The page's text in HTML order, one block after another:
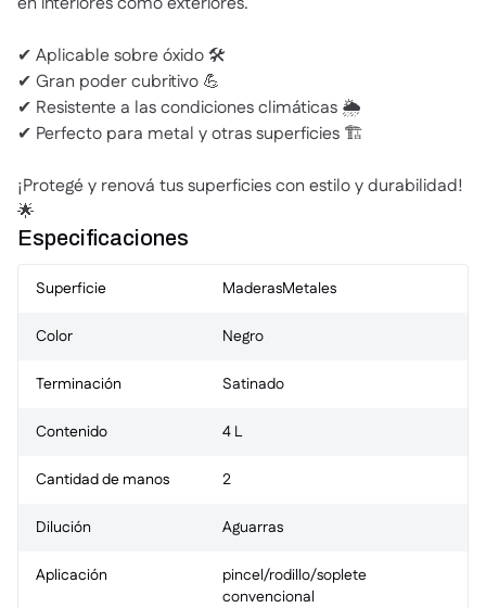
✔ Aplicable sobre óxido 🛠️
✔ Gran poder cubritivo 💪
✔ Resistente a las condiciones climáticas 🌦️
✔ Perfecto para metal y otras superficies 🏗️
¡Protegé y renová tus superficies con estilo y durabilidad!
🌟
Especificaciones
Superficie MaderasMetales
Color Negro
Terminación Satinado
Contenido 4 L
Cantidad de manos 2
Dilución Aguarras
Aplicación
pincel/rodillo/soplete
convencional